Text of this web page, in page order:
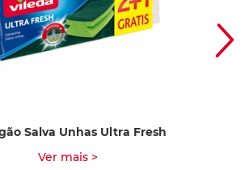
Salva Unhas Ultra Fresh
Ver mais >